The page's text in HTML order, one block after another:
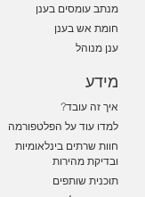
מנתב עומסים בענן
חומת אש בענן
ענן מנוהל
מידע
איך זה עובד?
למדו עוד על הפלטפורמה
חוות שרתים בינלאומיות
ובדיקת מהירות
תוכנית שותפים